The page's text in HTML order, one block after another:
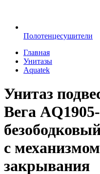
Полотенцесушители
Главная
Унитазы
Aquatek
Унитаз
Вега
с
закрывания